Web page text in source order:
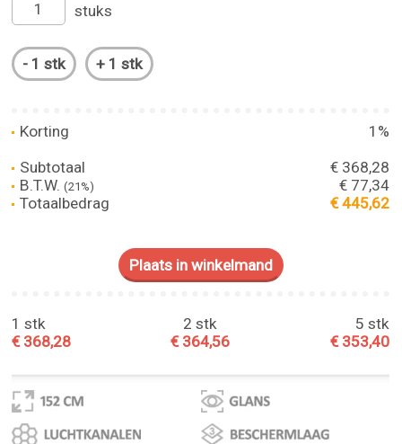
stuks
Korting
1%
Subtotaal
€ 368,28
B.T.W.(21%)
€ 77,34
Totaalbedrag
€ 445,62
1 stk
€ 368,28
2 stk
€ 364,56
5 stk
€ 353,40